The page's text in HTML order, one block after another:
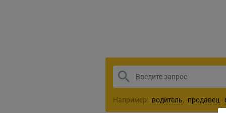
Например: водитель, продавец,